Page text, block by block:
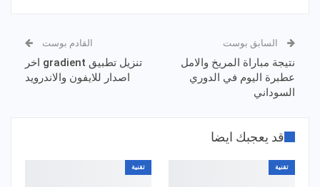
السابق بوست
نتيجة مباراة المريخ والامل
عطبرة اليوم في الدوري
السوداني
القادم بوست
تنزيل تطبيق gradient اخر
اصدار للايفون والاندرويد
قد يعجبك ايضا
تقنية تقنية